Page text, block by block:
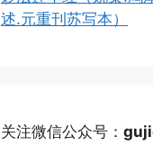
述.元重刊苏写本）
关注微信公众号：